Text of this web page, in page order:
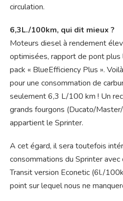
circulation.
6,3L./100km, qui dit mieux ?
Moteurs diesel à rendement
optimisées, rapport de pont plus
pack « BlueEfficiency Plus ».
pour une consommation de
seulement 6,3 L/100 km ! Un
grands fourgons (Ducato/
appartient le Sprinter.
A cet égard, il sera toutefois
consommations du Sprinter avec
Transit version Econetic (6l./
point sur lequel nous ne